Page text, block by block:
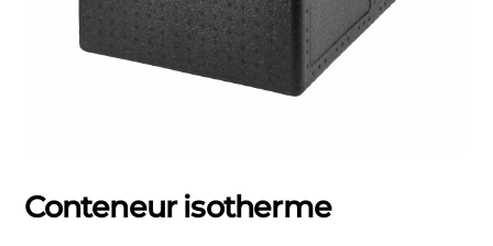
Conteneur isotherme